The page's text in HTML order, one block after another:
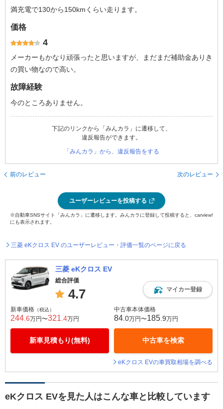
満充電で130から150kmくらい走ります。
価格
4
メーカーもかなり頑張ったと思いますが、まだまだ補助金ありき
の買い物なので高い。
故障経験
今のところありません。
下記のリンクから「みんカラ」に遷移して、
違反報告ができます。
「みんカラ」から、違反報告をする
前のレビュー 次のレビュー
ユーザーレビューを投稿する
※自動車SNSサイト「みんカラ」に遷移します。みんカラに登録して投稿すると、carview!
にも表示されます。
三菱 eKクロス EV のユーザーレビュー・評価一覧のページに戻る
三菱 eKクロス EV
総合評価
4.7 マイカー登録
新車価格 （税込）
244 .6万円〜321 .4万円
新車見積もり(無料)
中古車本体価格
84 .0万円〜185 .9万円
中古車を検索
eKクロス EVの車買取相場を調べる
eKクロス EVを見た人はこんな車と比較しています